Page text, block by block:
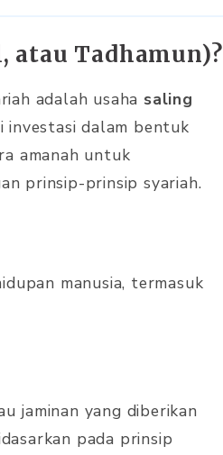
atau Tadhamun)?
adalah usaha saling
dalam bentuk
amanah untuk
prinsip-prinsip syariah.
manusia, termasuk
jaminan yang diberikan
pada prinsip